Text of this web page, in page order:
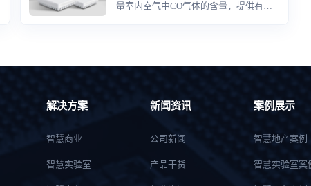
运行控制。
量室内空气中CO气体的含量，提供有效
地下车库、机场车站等场所。
解决方案
智慧商业
智慧实验室
新闻资讯
公司新闻
产品干货
案例展示
智慧地产案例
智慧实验室案